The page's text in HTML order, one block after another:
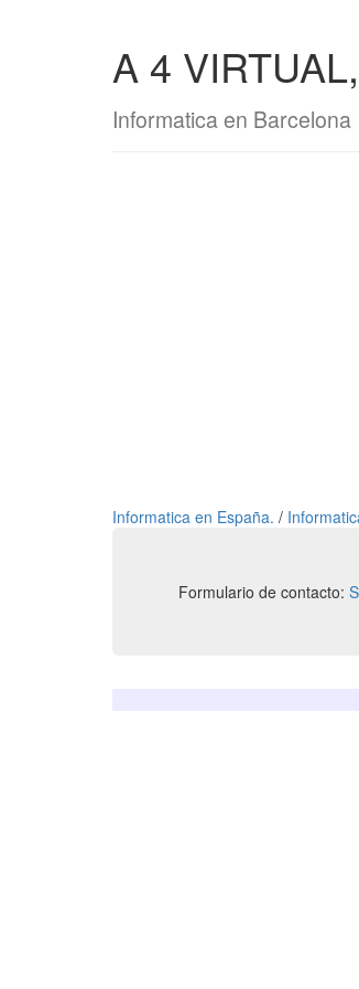
A 4
Informatica en Barcelona
Informatica en España. /
Formulario de contacto: